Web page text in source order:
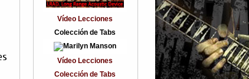
Vídeo Lecciones
Colección de Tabs
Vídeo Lecciones
Colección de Tabs